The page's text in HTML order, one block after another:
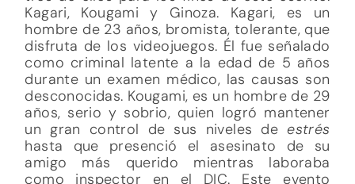
Kagari, Kougami y Ginoza. Kagari, es un
hombre de 23 años, bromista, tolerante, que
disfruta de los videojuegos. Él fue señalado
como criminal latente a la edad de 5 años
durante un examen médico, las causas son
desconocidas. Kougami, es un hombre de 29
años, serio y sobrio, quien logró mantener
un gran control de sus niveles deestrés
hasta que presenció el asesinato de su
amigo más querido mientras laboraba
como inspector en el DIC. Este evento